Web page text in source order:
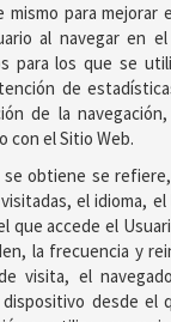
para mejorar
al navegar en
para los que se
de
de la
con el Sitio Web.
obtiene se
el idioma, el
que accede el
la frecuencia y
visita, el
desde el